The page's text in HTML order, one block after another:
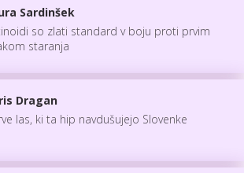
Sardinšek
so zlati standard v boju proti prvim
staranja
Dragan
las, ki ta hip navdušujejo Slovenke